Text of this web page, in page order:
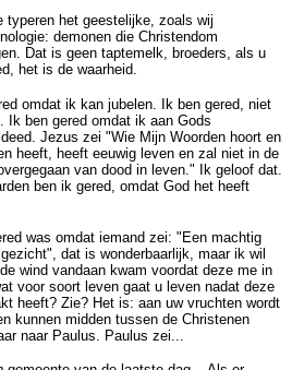
typeren het geestelijke, zoals wij
demonen die Christendom
Dat is geen taptemelk, broeders, als u
het is de waarheid.
omdat ik kan jubelen. Ik ben gered, niet
Ik ben gered omdat ik aan Gods
Jezus zei "Wie Mijn Woorden hoort en
heeft, heeft eeuwig leven en zal niet in de
van dood in leven." Ik geloof dat.
ben ik gered, omdat God het heeft
was omdat iemand zei: "Een machtig
dat is wonderbaarlijk, maar ik wil
wind vandaan kwam voordat deze me in
voor soort leven gaat u leven nadat deze
heeft? Zie? Het is: aan uw vruchten wordt
kunnen midden tussen de Christenen
naar Paulus. Paulus zei...